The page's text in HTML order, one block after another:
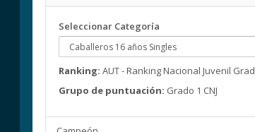
Seleccionar Categoría
Ranking: AUT - Ranking Nacional Juvenil
Grupo de puntuación: Grado 1 CNJ